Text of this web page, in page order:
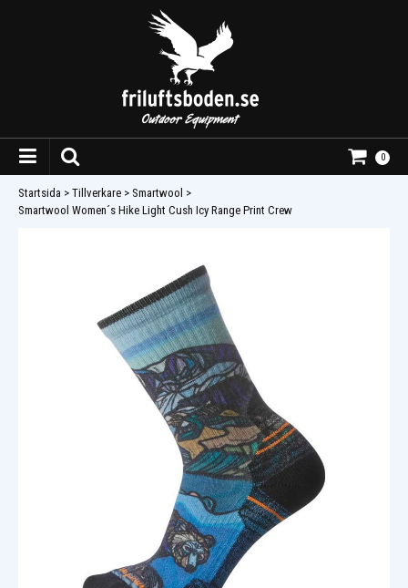
0
Startsida > Tillverkare > Smartwool >
Smartwool Women´s Hike Light Cush Icy Range Print Crew